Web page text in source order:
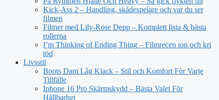
Kick-Ass 2 – Handling, skådespelare och var du ser
filmen
Filmer med Lily-Rose Depp – Komplett lista & bästa
rollerna
I’m Thinking of Ending Thing – Filmrecen ion och kri
töd
Livsstil
Boots Dam Låg Klack – Stil och Komfort För Varje
Tillfälle
Iphone 16 Pro Skärmskydd – Bästa Valet För
Hållbarhet